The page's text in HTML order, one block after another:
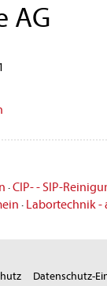
AG
·CIP- - SIP-
· Labortechnik -
Datenschutz-